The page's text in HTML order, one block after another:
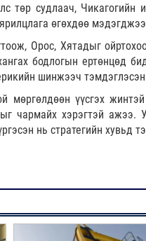
төр судлаач,
өгөхдөө
Орос, Хятадыг
бодлогын ертөнцөд
шинжээч
мөргөлдөөн үүсгэх
чармайх хэрэгтэй
нь стратегийн хувьд